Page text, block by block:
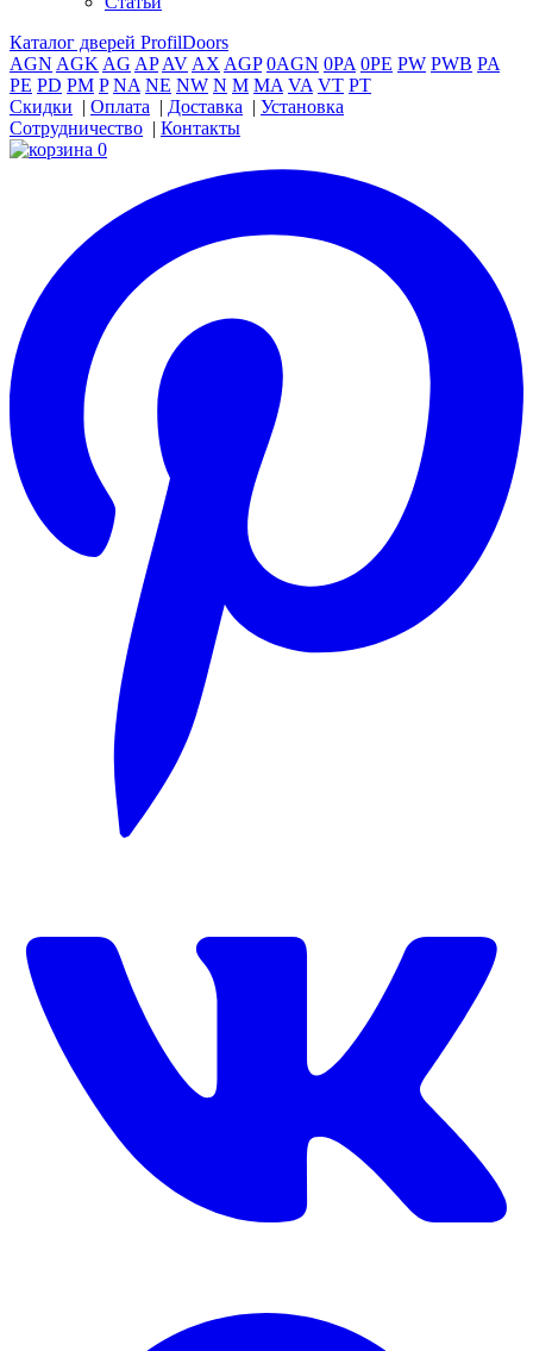
Каталог дверей ProfilDoors
AGN AGKAG APAVAXAGP 0AGN 0PA 0PE PW PWB PA
PE PD PM P NA NE NW N M MA VA VT PT
Скидки
Оплата Доставка
Установка
Сотрудничество
Контакты
0